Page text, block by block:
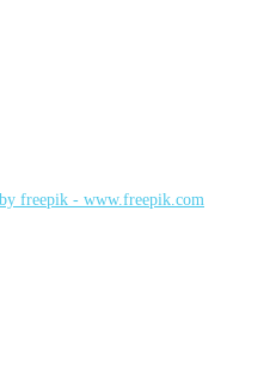
freepik - www.freepik.com